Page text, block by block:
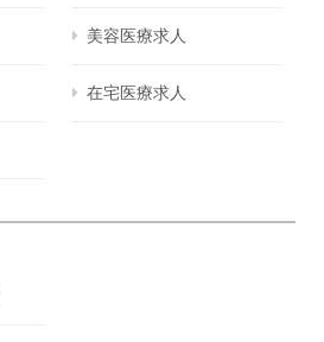
美容医療求人
在宅医療求人